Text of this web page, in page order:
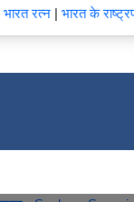
भारत रत्न | भारत के